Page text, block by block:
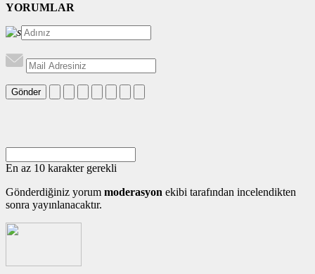
YORUMLAR
Gönder
En az 10 karakter gerekli
Gönderdiğiniz yorum moderasyon ekibi tarafından incelendikten
sonra yayınlanacaktır.